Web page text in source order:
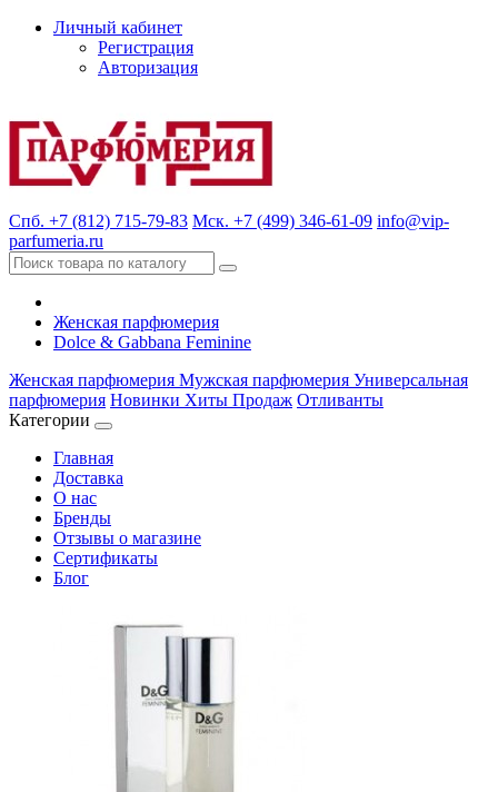
Личный кабинет
Регистрация
Авторизация
Спб. +7 (812) 715-79-83 Мск. +7 (499) 346-61-09 info@vip-
parfumeria.ru
Женская парфюмерия
Dolce & Gabbana Feminine
Женская парфюмерия Мужская парфюмерия Универсальная
парфюмерия Новинки Хиты Продаж Отливанты
Категории
Главная
Доставка
О нас
Бренды
Отзывы о магазине
Сертификаты
Блог